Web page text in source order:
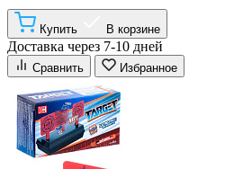
Купить В корзине
Доставка через 7-10 дней
Сравнить Избранное